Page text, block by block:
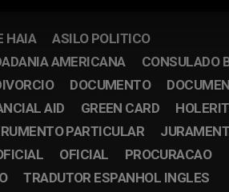
HAIA
ASILO POLITICO
AMERICANA
CONSULADO
DOCUMENTO
AID GREEN CARD
PARTICULAR
OFICIAL
PROCURACAO
TRADUTOR ESPANHOL INGLES